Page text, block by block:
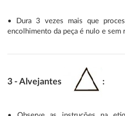
• Dura 3 vezes mais que
encolhimento da peça é nulo e sem
3 - Alvejantes :